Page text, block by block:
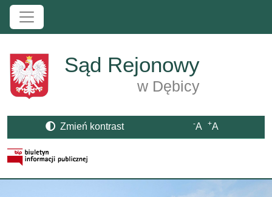
Przejdź do treści
Sąd Rejonowy
w Dębicy
Zmień kontrast -A +A
Strona BIP otwiera się w nowym oknie